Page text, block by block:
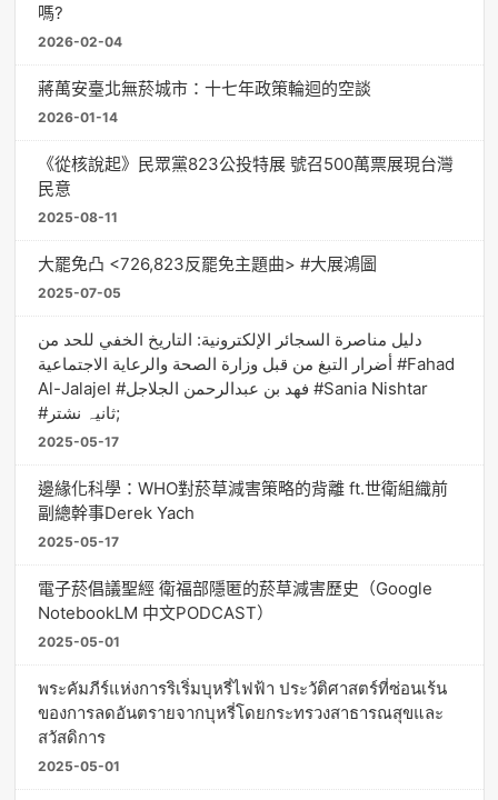
嗎?
2026-02-04
蔣萬安臺北無菸城市：十七年政策輪迴的空談
2026-01-14
《從核說起》民眾黨823公投特展 號召500萬票展現台灣
民意
2025-08-11
大罷免凸 <726,823反罷免主題曲> #大展鴻圖
2025-07-05
دليل مناصرة السجائر الإلكترونية: التاريخ الخفي للحد من
أضرار التبغ من قبل وزارة الصحة والرعاية الاجتماعية #Fahad
Al-Jalajel #فهد بن عبدالرحمن الجلاجل #Sania Nishtar
#ثانیہ نشتر;
2025-05-17
邊緣化科學：WHO對菸草減害策略的背離 ft.世衛組織前
副總幹事Derek Yach
2025-05-17
電子菸倡議聖經 衛福部隱匿的菸草減害歷史（Google
NotebookLM 中文PODCAST）
2025-05-01
พระคัมภีร์แห่งการริเริ่มบุหรี่ไฟฟ้า ประวัติศาสตร์ที่ซ่อนเร้น
ของการลดอันตรายจากบุหรี่โดยกระทรวงสาธารณสุขและ
สวัสดิการ
2025-05-01